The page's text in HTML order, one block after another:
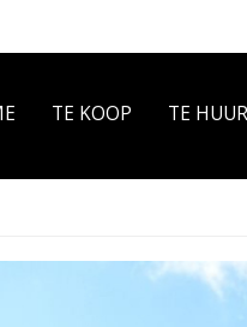
TE KOOP TE HUUR